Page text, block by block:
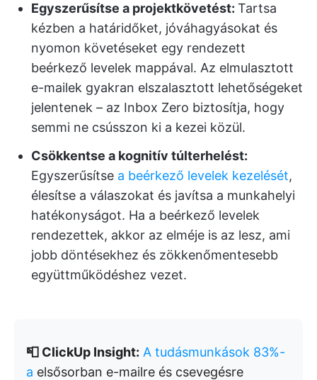
Egyszerűsítse a projektkövetést: Tartsa
kézben a határidőket, jóváhagyásokat és
nyomon követéseket egy rendezett
beérkező levelek mappával. Az elmulasztott
e-mailek gyakran elszalasztott lehetőségeket
jelentenek – az Inbox Zero biztosítja, hogy
semmi ne csússzon ki a kezei közül.
Csökkentse a kognitív túlterhelést:
Egyszerűsítse a beérkező levelek kezelését,
élesítse a válaszokat és javítsa a munkahelyi
hatékonyságot. Ha a beérkező levelek
rendezettek, akkor az elméje is az lesz, ami
jobb döntésekhez és zökkenőmentesebb
együttműködéshez vezet.
📮 ClickUp Insight: A tudásmunkások 83%-
a elsősorban e-mailre és csevegésre